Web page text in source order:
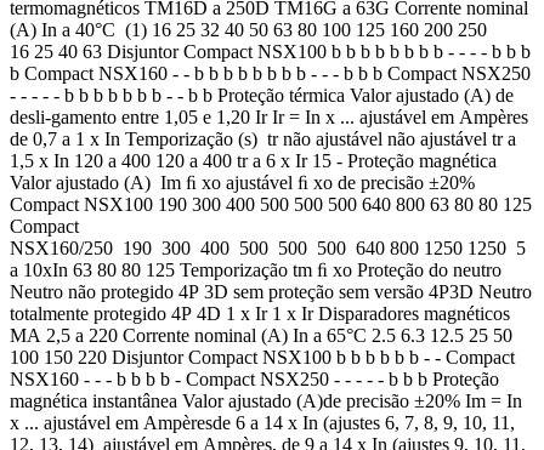
termomagnéticos TM16D a 250D TM16G a 63G Corrente nominal
(A) In a 40°C (1) 16 25 32 40 50 63 80 100 125 160 200 250
16 25 40 63 Disjuntor Compact NSX100 b b b b b b b b - - - - b b b
b Compact NSX160 - - b b b b b b b b - - - b b b Compact NSX250
- - - - - b b b b b b b - - b b Proteção térmica Valor ajustado (A) de
desli-gamento entre 1,05 e 1,20 Ir Ir = In x ... ajustável em Ampères
de 0,7 a 1 x In Temporização (s) tr não ajustável não ajustável tr a
1,5 x In 120 a 400 120 a 400 tr a 6 x Ir 15 - Proteção magnética
Valor ajustado (A) Im ﬁ xo ajustável ﬁ xo de precisão ±20%
Compact NSX100 190 300 400 500 500 500 640 800 63 80 80 125
Compact
NSX160/250 190 300 400 500 500 500 640 800 1250 1250 5
a 10xIn 63 80 80 125 Temporização tm ﬁ xo Proteção do neutro
Neutro não protegido 4P 3D sem proteção sem versão 4P3D Neutro
totalmente protegido 4P 4D 1 x Ir 1 x Ir Disparadores magnéticos
MA 2,5 a 220 Corrente nominal (A) In a 65°C 2.5 6.3 12.5 25 50
100 150 220 Disjuntor Compact NSX100 b b b b b b - - Compact
NSX160 - - - b b b b - Compact NSX250 - - - - - b b b Proteção
magnética instantânea Valor ajustado (A)de precisão ±20% Im = In
x ... ajustável em Ampèresde 6 a 14 x In (ajustes 6, 7, 8, 9, 10, 11,
12, 13, 14) ajustável em Ampères, de 9 a 14 x In (ajustes 9, 10, 11,